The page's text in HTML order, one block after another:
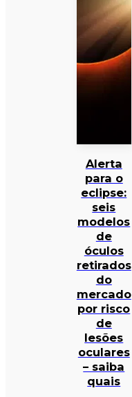
Alerta
para o
eclipse:
seis
modelos
de
óculos
retirados
do
mercado
por risco
de
lesões
oculares
– saiba
quais